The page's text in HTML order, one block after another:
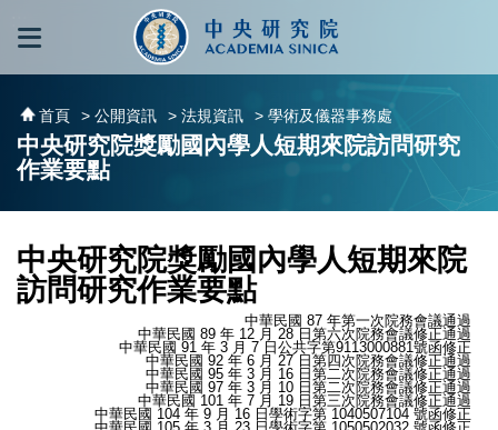
跳到主要內容區塊
首頁 > 公開資訊 > 法規資訊 > 學術及儀器事務處
中央研究院獎勵國內學人短期來院訪問研究
作業要點
中央研究院獎勵國內學人短期來院
訪問研究作業要點
中華民國 87 年第一次院務會議通過
中華民國 89 年 12 月 28 日第六次院務會議修正通過
中華民國 91 年 3 月 7 日公共字第9113000881號函修正
中華民國 92 年 6 月 27 日第四次院務會議修正通過
中華民國 95 年 3 月 16 日第二次院務會議修正通過
中華民國 97 年 3 月 10 日第二次院務會議修正通過
中華民國 101 年 7 月 19 日第三次院務會議修正通過
中華民國 104 年 9 月 16 日學術字第 1040507104 號函修正